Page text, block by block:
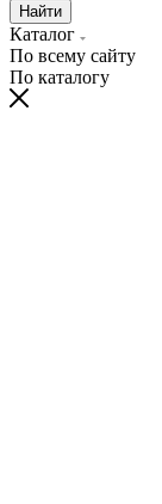
Найти
Каталог
По всему сайту
По каталогу